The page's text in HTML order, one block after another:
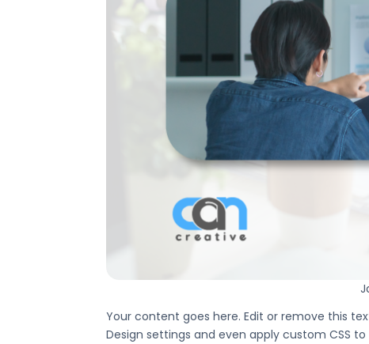
Your content goes here. Edit or remove this
Design settings and even apply custom CSS